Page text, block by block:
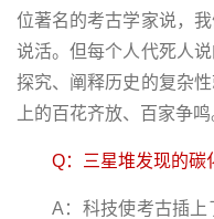
位著名的考古学家说，
说活。但每个人代死人
探究、阐释历史的复杂
上的百花齐放、百家争鸣
Q：三星堆发现的碳
A：科技使考古插上